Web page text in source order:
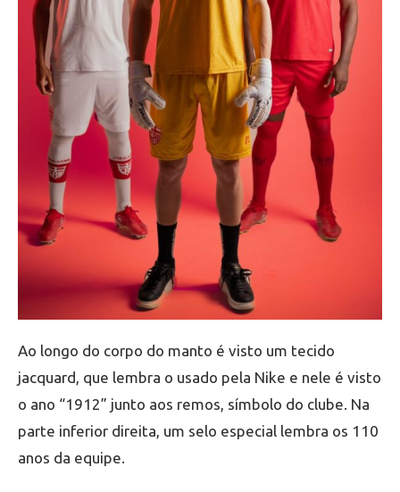
Ao longo do corpo do manto é visto um tecido
jacquard, que lembra o usado pela Nike e nele é visto
o ano “1912” junto aos remos, símbolo do clube. Na
parte inferior direita, um selo especial lembra os 110
anos da equipe.